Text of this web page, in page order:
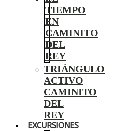
TIEMPO
EN
CAMINITO
DEL
REY
TRIÁNGULO
ACTIVO
CAMINITO
DEL
REY
EXCURSIONES